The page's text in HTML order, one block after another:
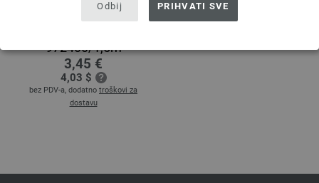
Odbij PRIHVATI SVE
972400/1,5m
3,45 €
4,03 $
bez PDV-a, dodatno troškovi za
dostavu